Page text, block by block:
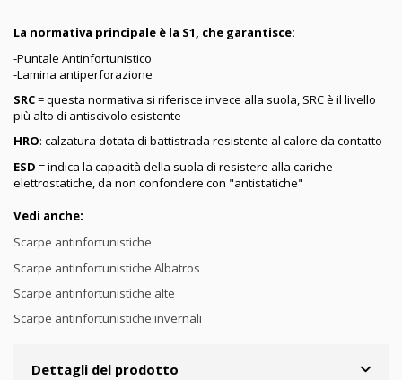
La normativa principale è la S1, che garantisce:
-Puntale Antinfortunistico
-Lamina antiperforazione
SRC= questa normativa si riferisce invece alla suola, SRC è il livello
più alto di antiscivolo esistente
HRO: calzatura dotata di battistrada resistente al calore da contatto
ESD = indica la capacità della suola di resistere alla cariche
elettrostatiche, da non confondere con "antistatiche"
Vedi anche:
Scarpe antinfortunistiche
Scarpe antinfortunistiche Albatros
Scarpe antinfortunistiche alte
Scarpe antinfortunistiche invernali
Dettagli del prodotto